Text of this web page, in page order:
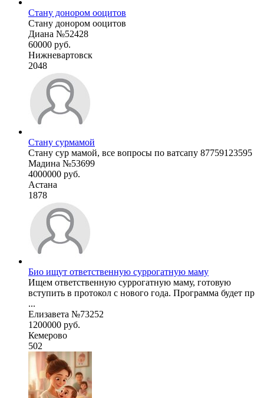
Стану донором ооцитов
Стану донором ооцитов
Диана №52428
60000 руб.
Нижневартовск
2048
Стану сурмамой
Стану сур мамой, все вопросы по ватсапу 87759123595
Мадина №53699
4000000 руб.
Астана
1878
Био ищут ответственную суррогатную маму
Ищем ответственную суррогатную маму, готовую
вступить в протокол с нового года. Программа будет пр
...
Елизавета №73252
1200000 руб.
Кемерово
502